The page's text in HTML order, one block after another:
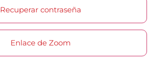
Recuperar contraseña
Enlace de Zoom